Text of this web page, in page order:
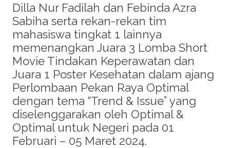
Dilla Nur Fadilah dan Febinda Azra
Sabiha serta rekan-rekan tim
mahasiswa tingkat 1 lainnya
memenangkan Juara 3 Lomba Short
Movie Tindakan Keperawatan dan
Juara 1 Poster Kesehatan dalam ajang
Perlombaan Pekan Raya Optimal
dengan tema “Trend & Issue” yang
diselenggarakan oleh Optimal &
Optimal untuk Negeri pada 01
Februari – 05 Maret 2024.